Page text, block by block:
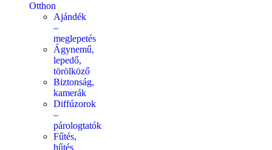
Otthon
Ajándék
–
meglepetés
Ágynemű,
lepedő,
törölköző
Biztonság,
kamerák
Diffúzorok
–
párologtatók
Fűtés,
hűtés